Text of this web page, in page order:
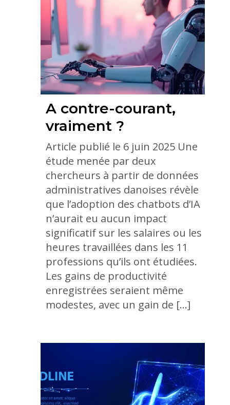
A contre-courant,
vraiment ?
Article publié le 6 juin 2025 Une
étude menée par deux
chercheurs à partir de données
administratives danoises révèle
que l’adoption des chatbots d’IA
n’aurait eu aucun impact
significatif sur les salaires ou les
heures travaillées dans les 11
professions qu’ils ont étudiées.
Les gains de productivité
enregistrées seraient même
modestes, avec un gain de […]